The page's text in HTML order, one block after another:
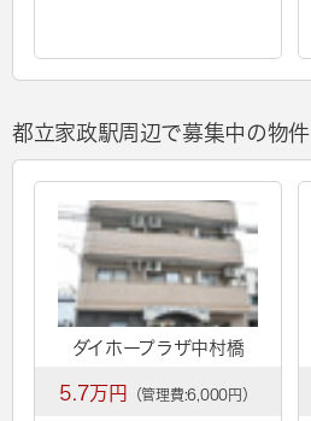
都立家政駅周辺で募集中の物件
ダイホープラザ中村橋
5.7万円 （管理費:6,000円）